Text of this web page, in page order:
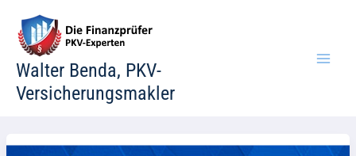
Inhalt
springen
Walter Benda, PKV-
Versicherungsmakler